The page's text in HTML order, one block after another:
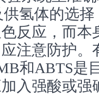
体的选择
反应，而本
注意防护
和ABTS是
入强酸或